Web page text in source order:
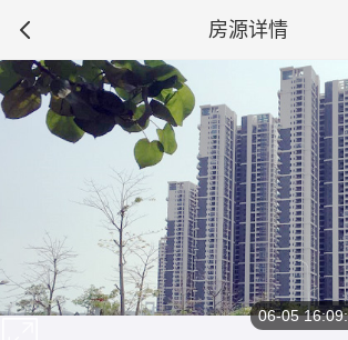
房源详情
06-05